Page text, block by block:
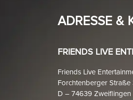
ADRESSE &
FRIENDS LIVE
Friends Live
Forchtenberger Straße
D – 74639 Zweiflingen